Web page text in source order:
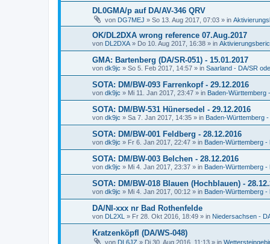
DL0GMA/p auf DA/AV-346 QRV
von DG7MEJ » So 13. Aug 2017, 07:03 » in
OK/DL2DXA wrong reference 07.Aug.2017
von DL2DXA » Do 10. Aug 2017, 16:38 » in
GMA: Bartenberg (DA/SR-051) - 15.01.2017
von dk9jc » So 5. Feb 2017, 14:57 » in Saarland - DA/SR
SOTA: DM/BW-093 Farrenkopf - 29.12.2016
von dk9jc » Mi 11. Jan 2017, 23:47 » in Baden-Württemberg
SOTA: DM/BW-531 Hünersedel - 29.12.2016
von dk9jc » Sa 7. Jan 2017, 14:35 » in Baden-Württemberg
SOTA: DM/BW-001 Feldberg - 28.12.2016
von dk9jc » Fr 6. Jan 2017, 22:47 » in Baden-Württemberg -
SOTA: DM/BW-003 Belchen - 28.12.2016
von dk9jc » Mi 4. Jan 2017, 23:37 » in Baden-Württemberg -
SOTA: DM/BW-018 Blauen (Hochblauen) -
von dk9jc » Mi 4. Jan 2017, 00:12 » in Baden-Württemberg -
DA/NI-xxx nr Bad Rothenfelde
von DL2XL » Fr 28. Okt 2016, 18:49 » in Niedersachsen -
Kratzenköpfl (DA/WS-048)
von DL6JZ » Di 30. Aug 2016, 11:13 » in